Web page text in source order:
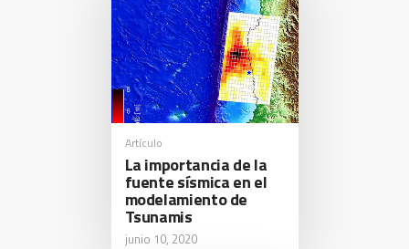
Artículo
La importancia de la
fuente sísmica en el
modelamiento de
Tsunamis
junio 10, 2020